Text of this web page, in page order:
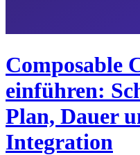
Composable
einführen:
Plan, Dauer
Integration